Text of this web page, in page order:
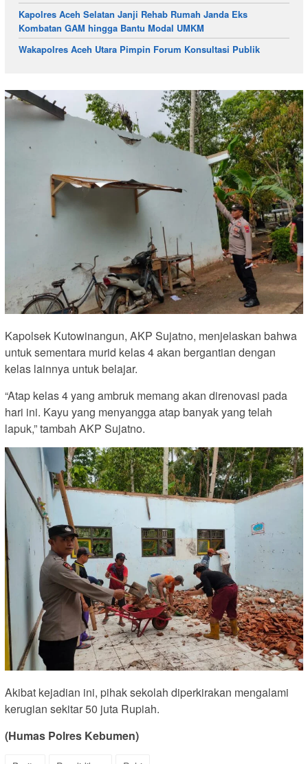
Kapolres Aceh Selatan Janji Rehab Rumah Janda Eks
Kombatan GAM hingga Bantu Modal UMKM
Wakapolres Aceh Utara Pimpin Forum Konsultasi Publik
Kapolsek Kutowinangun, AKP Sujatno, menjelaskan bahwa
untuk sementara murid kelas 4 akan bergantian dengan
kelas lainnya untuk belajar.
“Atap kelas 4 yang ambruk memang akan direnovasi pada
hari ini. Kayu yang menyangga atap banyak yang telah
lapuk,” tambah AKP Sujatno.
Akibat kejadian ini, pihak sekolah diperkirakan mengalami
kerugian sekitar 50 juta Rupiah.
(Humas Polres Kebumen)